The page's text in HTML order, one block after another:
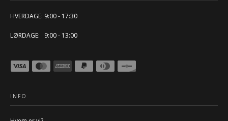
HVERDAGE: 9:00 - 17:30
LØRDAGE: 9:00 - 13:00
INFO